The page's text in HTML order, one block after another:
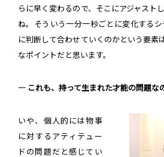
らに早く変わるので、そこにアジャスト
ね。そういう一分一秒ごとに変化する
に判断して合わせていくのかという要素
なポイントだと思います。
― これも、持って生まれた才能の問題な
いや、個人的には物事
に対するアティテュー
ドの問題だと感じてい